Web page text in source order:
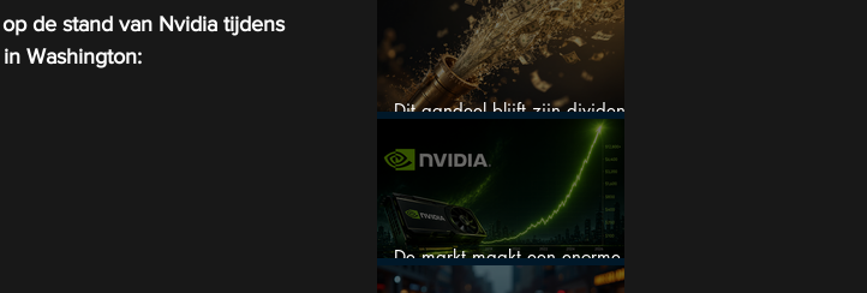
de stand van Nvidia tijdens
Washington:
Dit aandeel blijft zijn dividend
verhogen, wat er ook gebeurt
De markt maakt een enorme
fout bij Nvidia